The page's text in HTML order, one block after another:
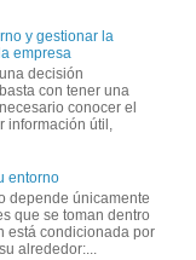
y gestionar la
empresa
decisión
con tener una
conocer el
información útil,
entorno
depende únicamente
que se toman dentro
está condicionada por
alrededor:...